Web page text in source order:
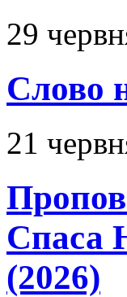
29
Слово
21
Спаса
(2026)